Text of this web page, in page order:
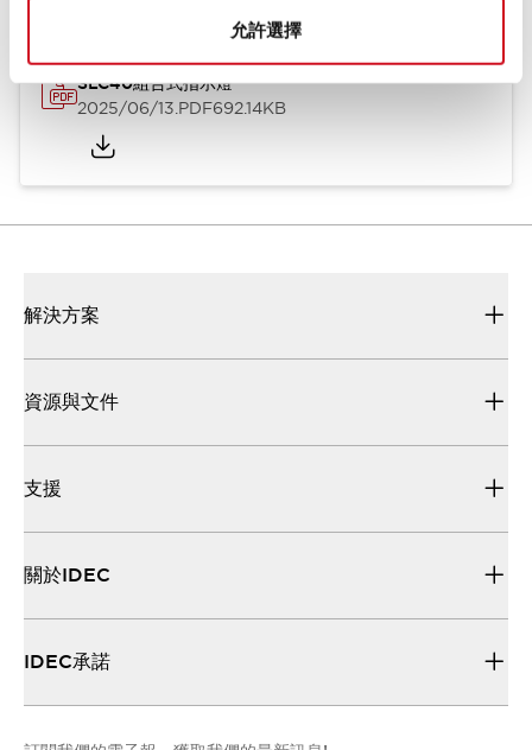
允許選擇
SLC40組合式指示燈
2025/06/13.PDF692.14KB
解決方案
資源與文件
支援
關於IDEC
IDEC承諾